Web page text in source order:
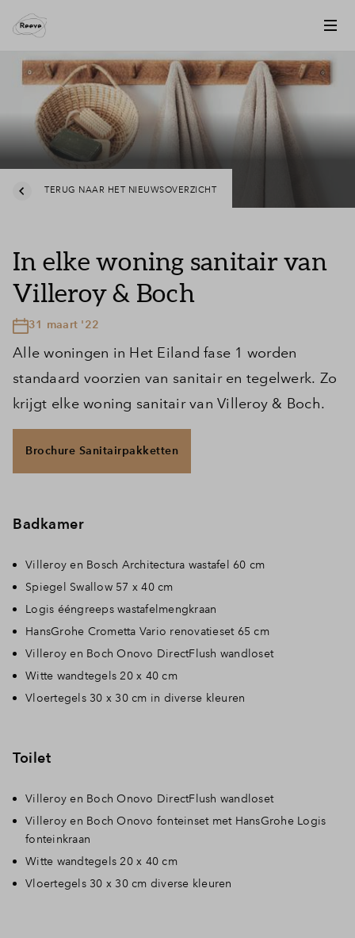
TERUG NAAR HET NIEUWSOVERZICHT
In elke woning sanitair van
Villeroy & Boch
31 maart '22
Alle woningen in Het Eiland fase 1 worden
standaard voorzien van sanitair en tegelwerk. Zo
krijgt elke woning sanitair van Villeroy & Boch.
Brochure Sanitairpakketten
Badkamer
Villeroy en Bosch Architectura wastafel 60 cm
Spiegel Swallow 57 x 40 cm
Logis ééngreeps wastafelmengkraan
HansGrohe Crometta Vario renovatieset 65 cm
Villeroy en Boch Onovo DirectFlush wandloset
Witte wandtegels 20 x 40 cm
Vloertegels 30 x 30 cm in diverse kleuren
Toilet
Villeroy en Boch Onovo DirectFlush wandloset
Villeroy en Boch Onovo fonteinset met HansGrohe Logis
fonteinkraan
Witte wandtegels 20 x 40 cm
Vloertegels 30 x 30 cm diverse kleuren